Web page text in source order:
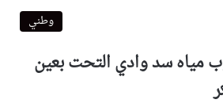
وطني
مياه سد وادي التحت بعين